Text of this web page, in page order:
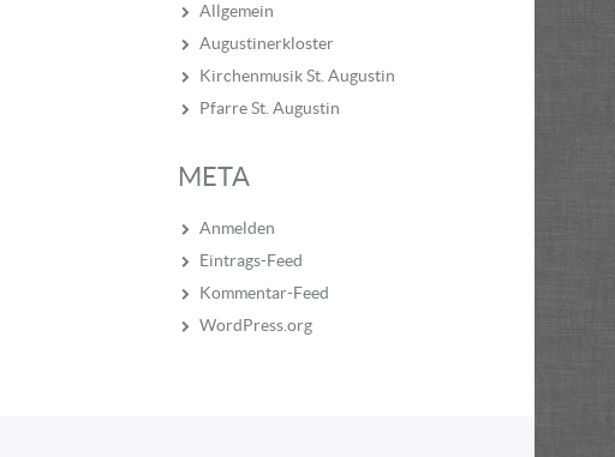
Allgemein
Augustinerkloster
Kirchenmusik St. Augustin
Pfarre St. Augustin
META
Anmelden
Eintrags-Feed
Kommentar-Feed
WordPress.org